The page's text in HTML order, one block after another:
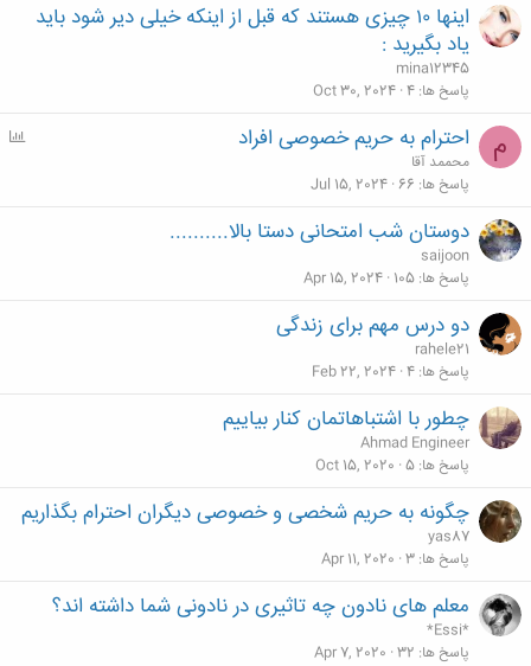
اینها ۱۰ چیزی هستند که قبل از اینکه خیلی دیر شود باید
یاد بگیرید :
mina12345
پاسخ ها 4
Oct 30, 2024
م
P
احترام به حریم خصوصی افراد
محممد آقا
پاسخ ها 66
Jul 15, 2024
دوستان شب امتحانی دستا بالا..........
saijoon
پاسخ ها 105
Apr 15, 2024
دو درس مهم برای زندگی
rahele21
پاسخ ها 4
Feb 22, 2024
چطور با اشتباهاتمان کنار بیاییم
Ahmad Engineer
پاسخ ها 5
Oct 15, 2020
چگونه به حریم شخصی و خصوصی دیگران احترام بگذاریم
yas87
پاسخ ها 3
Apr 11, 2020
معلم های نادون چه تاثیری در نادونی شما داشته اند؟
*Essi*
پاسخ ها 32
Apr 7, 2020